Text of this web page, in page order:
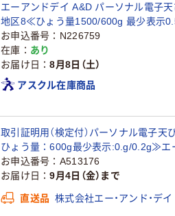
エーアンドデイ A&D パーソナル電子
地区8≪ひょう量1500/600g 最少表示
お申込番号
N226759
在庫
あり
お届け日
8月8日（土）
アスクル在庫商品
取引証明用（検定付）パーソナル電子
ひょう量：600g最少表示:0.g/0.2g≫エ
お申込番号
A513176
お届け日
9月4日（金）まで
直送品 株式会社エー・アンド・デイ